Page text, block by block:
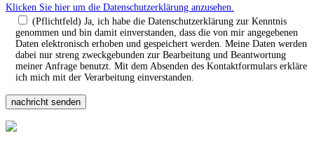
Klicken Sie hier um die Datenschutzerklärung anzusehen.
(Pflichtfeld) Ja, ich habe die Datenschutzerklärung zur Kenntnis
genommen und bin damit einverstanden, dass die von mir angegebenen
Daten elektronisch erhoben und gespeichert werden. Meine Daten werden
dabei nur streng zweckgebunden zur Bearbeitung und Beantwortung
meiner Anfrage benutzt. Mit dem Absenden des Kontaktformulars erkläre
ich mich mit der Verarbeitung einverstanden.